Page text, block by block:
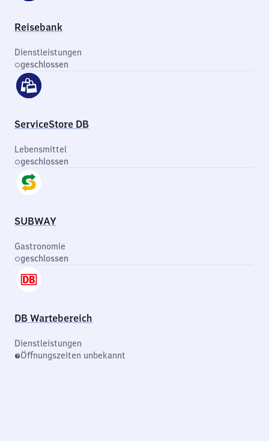
Reisebank
Dienstleistungen
geschlossen
ServiceStore DB
Lebensmittel
geschlossen
SUBWAY
Gastronomie
geschlossen
DB Wartebereich
Dienstleistungen
Öffnungszeiten unbekannt